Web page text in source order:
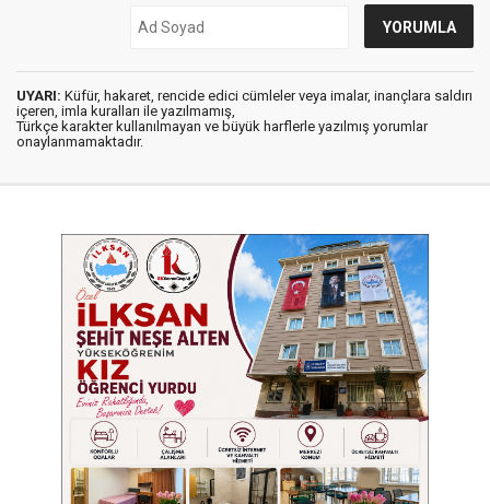
UYARI: Küfür, hakaret, rencide edici cümleler veya imalar, inançlara saldırı
içeren, imla kuralları ile yazılmamış,
Türkçe karakter kullanılmayan ve büyük harflerle yazılmış yorumlar
onaylanmamaktadır.